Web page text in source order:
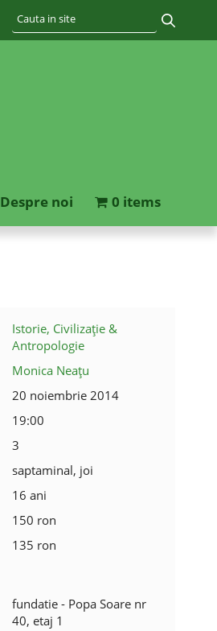
Despre noi 0 items
Istorie, Civilizație &
Antropologie
Monica Neațu
20 noiembrie 2014
19:00
3
saptaminal, joi
16 ani
150 ron
135 ron
fundatie - Popa Soare nr
40, etaj 1